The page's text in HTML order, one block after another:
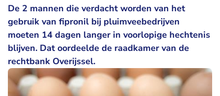
De 2 mannen die verdacht worden van het
gebruik van fipronil bij pluimveebedrijven
moeten 14 dagen langer in voorlopige hechtenis
blijven. Dat oordeelde de raadkamer van de
rechtbank Overijssel.